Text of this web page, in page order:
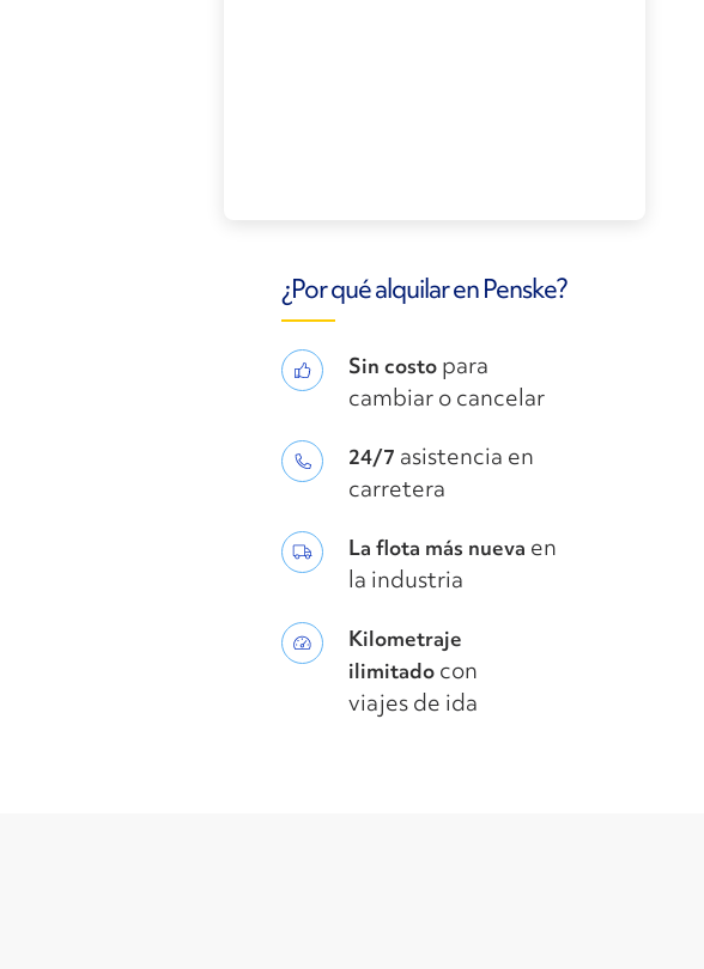
¿Por qué alquilar en Penske?
Sin costo para
cambiar o cancelar
24/7 asistencia en
carretera
La flota más nueva en
la industria
Kilometraje
ilimitado con
viajes de ida